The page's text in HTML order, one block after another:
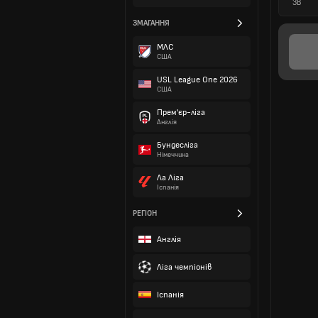
ЗМАГАННЯ
МЛС
США
USL League One 2026
США
Прем'єр-ліга
Англія
Бундесліга
Німеччина
Ла Ліга
Іспанія
РЕГІОН
Англія
Ліга чемпіонів
Іспанія
ЗВ